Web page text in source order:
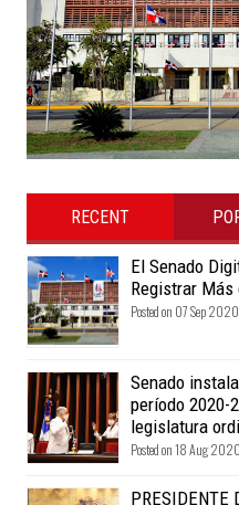
RECENT
El Senado
Registrar
Posted on 07 Sep
Senado
período 2020-
legislatura
Posted on 18 Aug
PRESIDENTE